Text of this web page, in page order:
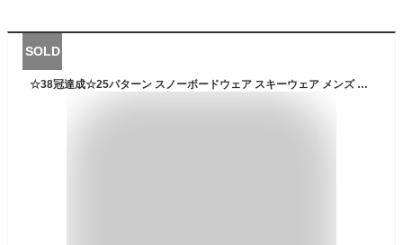
SOLD
☆38冠達成☆25パターン スノーボードウェア スキーウェア メンズ レディース 上下セット セットアップ 中綿 裏起毛 撥水 防風 ボードウェア スノボ ウェア スノーボード スノボー スキー スノボーウェア スノーウェア トップス ズボン ジャケット パンツ 人気